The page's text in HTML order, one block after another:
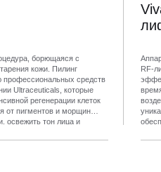
борющаяся с
кожи. Пилинг
средств
Ultraceuticals, которые
регенерации клеток
от пигментов и морщин
освежить тон лица и
ваша кожа заметно
RF-